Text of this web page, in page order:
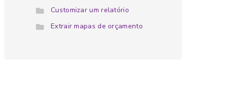
Customizar um relatório
Extrair mapas de orçamento